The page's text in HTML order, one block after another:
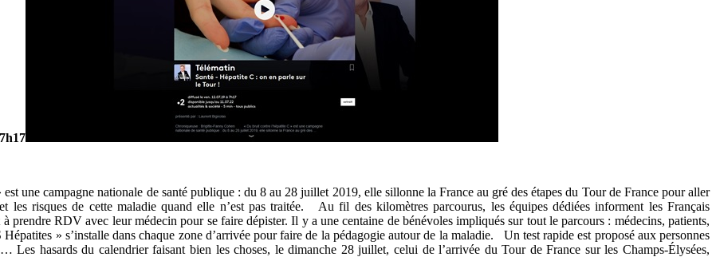
une campagne nationale de santé publique : du 8 au 28 juillet 2019, elle sillonne la France au gré desétapes du Tour de France pour aller
risques de cette maladie quand elle n’est pas traitée. Au fil des kilomètres parcourus, les équipes dédiées informent les Français
prendre RDV avec leur médecin pour se faire dépister. Il y a une centaine de bénévoles impliqués sur tout le parcours : médecins, patients,
» s’installe dans chaque zone d’arrivée pour faire de la pédagogie autour de la maladie. Un test rapide est proposé aux personnes
Les hasards du calendrier faisant bien les choses, le dimanche 28 juillet, celui de l’arrivée du Tour de France sur les Champs-Élysées,